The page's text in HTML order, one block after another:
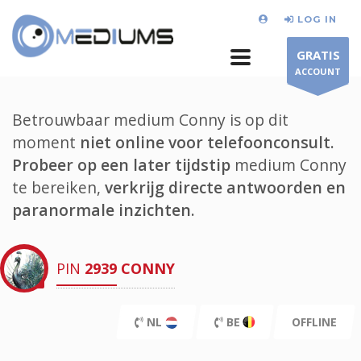
LOG IN
GRATIS
ACCOUNT
Betrouwbaar medium Conny is op dit
moment niet online voor telefoonconsult.
Probeer op een later tijdstip medium Conny
te bereiken, verkrijg directe antwoorden en
paranormale inzichten.
PIN 2939 CONNY
NL BE OFFLINE